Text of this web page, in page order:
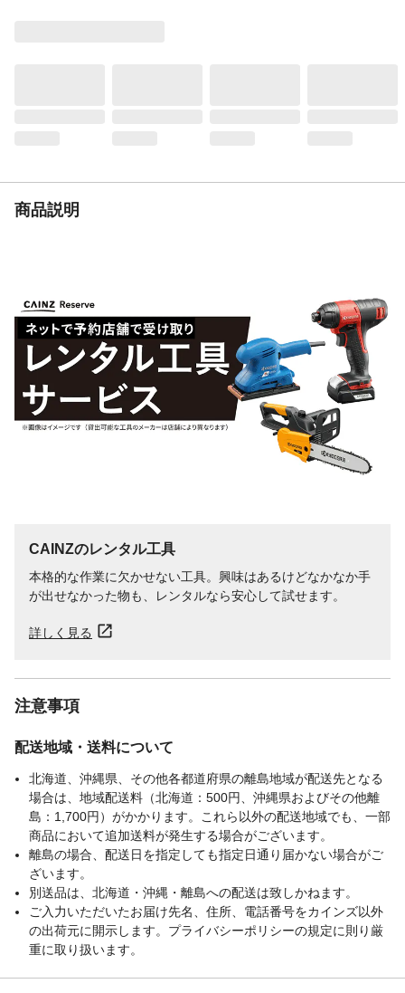
商品説明
CAINZのレンタル工具
本格的な作業に欠かせない工具。興味はあるけどなかなか手
が出せなかった物も、レンタルなら安心して試せます。
詳しく見る
注意事項
配送地域・送料について
北海道、沖縄県、その他各都道府県の離島地域が配送先となる
場合は、地域配送料（北海道：500円、沖縄県およびその他離
島：1,700円）がかかります。これら以外の配送地域でも、一部
商品において追加送料が発生する場合がございます。
離島の場合、配送日を指定しても指定日通り届かない場合がご
ざいます。
別送品は、北海道・沖縄・離島への配送は致しかねます。
ご入力いただいたお届け先名、住所、電話番号をカインズ以外
の出荷元に開示します。プライバシーポリシーの規定に則り厳
重に取り扱います。